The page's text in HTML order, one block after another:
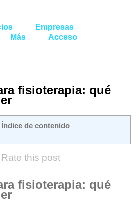
Empresas
Más Acceso
fisioterapia: qué
Índice de contenido
Rate this post
fisioterapia: qué